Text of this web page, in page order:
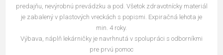
predajňu, nevýrobnú prevádzku a pod. Všetok zdravotnícky materiál
je zabalený v plastových vreckách s popismi. Expiračná lehota je
min. 4 roky.
Výbava, náplň lekárničky je navrhnutá v spolupráci s odborníkmi
pre prvú pomoc